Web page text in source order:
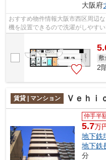
大阪府
おすすめ物件情報大阪市西区周辺
機を設置できるので洗濯がしやす
スぺースのある物件。地上15階建
敷
2
賃貸 | マンション Ｖｅｈｉ
仲手半
5.7万
地下鉄
地下鉄
分